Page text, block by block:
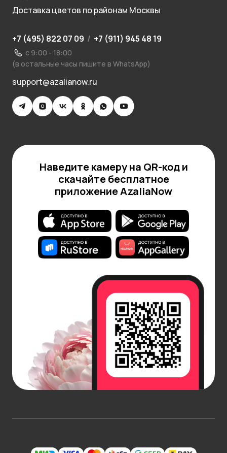
Доставка цветов по районам Москвы
+7 (495) 822 07 09 / +7 (911) 945 48 19
с 9:00 - 18:00
(в остальные часы пишите в WhatsApp)
support@azalianow.ru
Наведите камеру на QR-код и
скачайте бесплатное
приложение AzaliaNow